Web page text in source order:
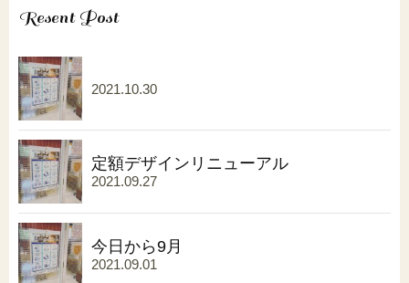
Resent Post
2021.10.30
定額デザインリニューアル
2021.09.27
今日から9月
2021.09.01